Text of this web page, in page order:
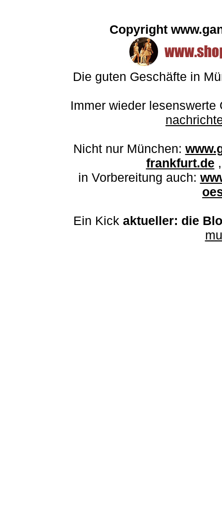
Copyright
Die guten Geschäfte in
Immer wieder
Nicht nur München:
frankfurt.de
in Vorbereitung auch:
Ein Kick aktueller: die